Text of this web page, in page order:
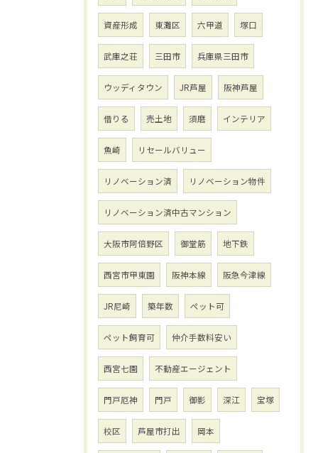
資産形成 東灘区 六甲道 塚口
武庫之荘 三田市 兵庫県三田市
ウッディタウン JR芦屋 阪神芦屋
借りる 売土地 須磨 インテリア
魚崎 リセールバリュー
リノベーション済 リノベーション物件
リノベーション済中古マンション
大阪市阿倍野区 御堂筋 地下鉄
西宮市甲東園 阪神本線 阪急今津線
JR尼崎 築年数 ペット可
ペット飼育可 仲介手数料安い
西宮七園 不動産エージェント
門戸厄神 門戸 御影 深江 宝塚
校区 芦屋市打出 岡本